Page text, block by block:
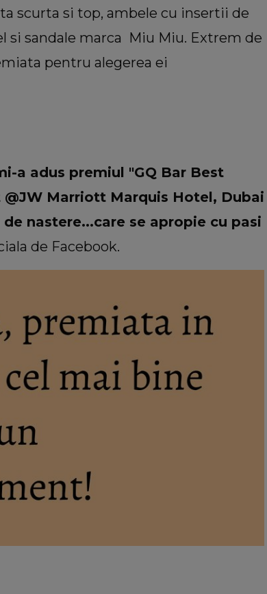
scurta si top, ambele cu insertii de
si sandale marca Miu Miu. Extrem de
pentru alegerea ei
a adus premiul "GQ Bar Best
Marriott Marquis Hotel, Dubai
nastere...care se apropie cu pasi
de Facebook.
LIFESTYLE
Floarea care te reprezintă în funcție de
personalitate. Ce ți se potrivește dacă
ești o femeie romantică